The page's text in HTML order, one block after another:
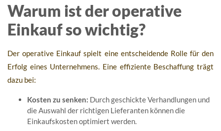
Warum ist der operative
Einkauf so wichtig?
Der operative Einkauf spielt eine entscheidende Rolle für den
Erfolg eines Unternehmens. Eine effiziente Beschaffung trägt
dazu bei:
Kosten zu senken: Durch geschickte Verhandlungen und
die Auswahl der richtigen Lieferanten können die
Einkaufskosten optimiert werden.